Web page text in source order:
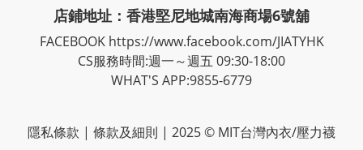
店鋪地址：香港堅尼地城南海商場6號舖
FACEBOOK https://www.facebook.com/JIATYHK
CS服務時間:週一～週五 09:30-18:00
WHAT'S APP:9855-6779
隱私條款 | 條款及細則 | 2025 © MIT台灣內衣/壓力襪